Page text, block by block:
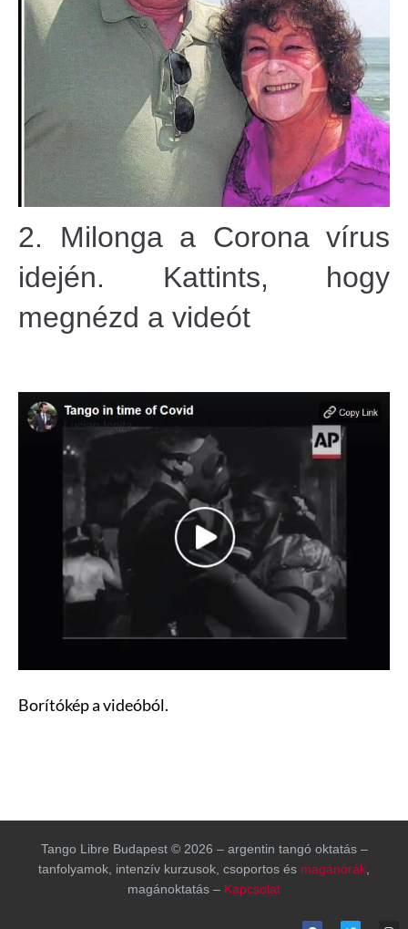
2. Milonga a Corona vírus
idején. Kattints, hogy
megnézd a videót
Borítókép a videóból.
Tango Libre Budapest © 2026 – argentin tangó oktatás –
tanfolyamok, intenzív kurzusok, csoportos és magánórák
magánoktatás – Kapcsolat